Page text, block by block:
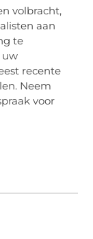
volbracht,
aan
te
uw
recente
Neem
voor